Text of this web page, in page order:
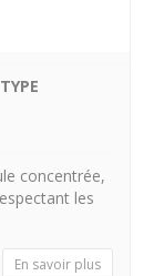
concentrée,
les
En savoir plus